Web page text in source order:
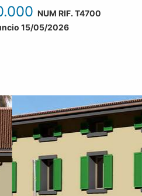
NUM RIF. T4700
15/05/2026